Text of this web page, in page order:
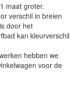
maat groter.
verschil in breien
door het
kan kleurverschil
hebben we
voor de